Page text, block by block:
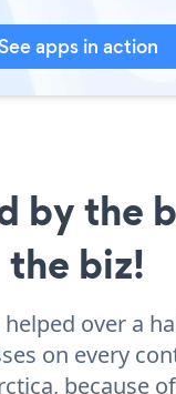
See apps in action
by the
the biz!
helped over a
on every
because